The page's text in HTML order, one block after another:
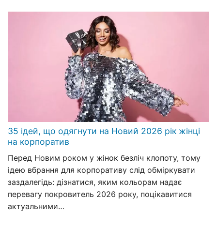
35 ідей, що одягнути на Новий 2026 рік жінці
на корпоратив
Перед Новим роком у жінок безліч клопоту, тому
ідею вбрання для корпоративу слід обміркувати
заздалегідь: дізнатися, яким кольорам надає
перевагу покровитель 2026 року, поцікавитися
актуальними…